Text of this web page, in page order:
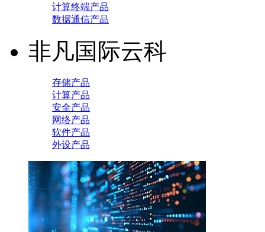
计算终端产品
数据通信产品
非凡国际云科
存储产品
计算产品
安全产品
网络产品
软件产品
外设产品